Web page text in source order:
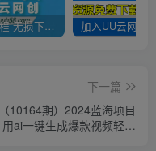
全网VIP课程 无损下载~
下一篇
（10164期）2024蓝海项目
用ai一键生成爆款视频轻松